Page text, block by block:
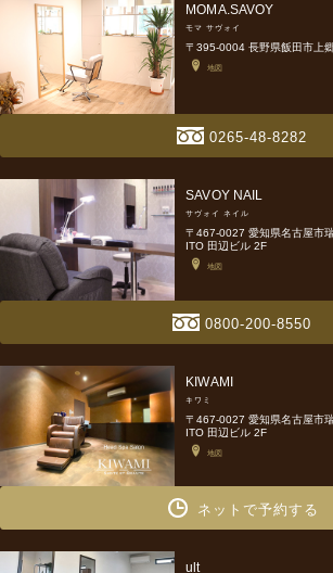
MOMA.SAVOY
モマ サヴォイ
〒395-0004 長野県飯田市上
地図
0265-48-8282
SAVOY NAIL
サヴォイ ネイル
〒467-0027 愛知県名古屋市
ITO 田辺ビル 2F
地図
0800-200-8550
KIWAMI
キワミ
〒467-0027 愛知県名古屋市
ITO 田辺ビル 2F
地図
ネットで予約する
ult